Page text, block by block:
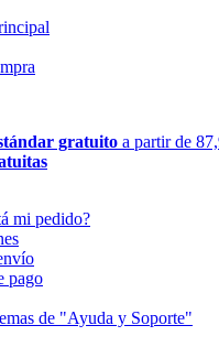
gratuito a partir de
mi pedido?
pago
de "Ayuda y Soporte"